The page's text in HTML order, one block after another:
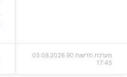
מערכת חדשות 90
05.08.2026
17:45